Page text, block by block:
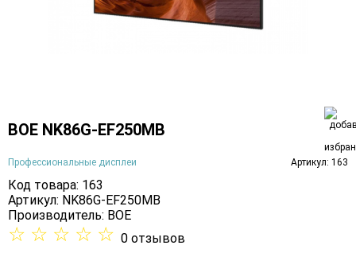
BOE NK86G-EF250MB
Профессиональные дисплеи Артикул: 163
Код товара: 163
Артикул: NK86G-EF250MB
Производитель: BOE
☆ ☆ ☆ ☆ ☆ 0 отзывов